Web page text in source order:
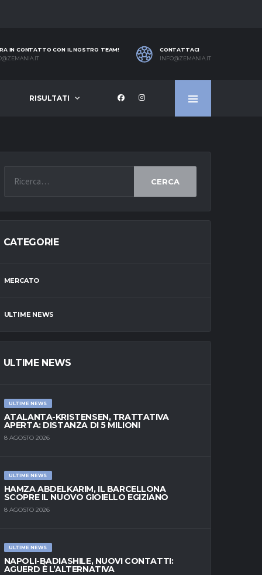
IN CONTATTO CON IL NOSTRO TEAM!
CONTATTACI
INFO@ZEMANIA.IT
RISULTATI
CERCA
CATEGORIE
MERCATO
ULTIME NEWS
ULTIME NEWS
ULTIME NEWS
ATALANTA-KRISTENSEN, TRATTATIVA
APERTA: DISTANZA DI 5 MILIONI
8 AGOSTO 2026
ULTIME NEWS
HAMZA ABDELKARIM, IL BARCELLONA
SCOPRE IL NUOVO GIOIELLO EGIZIANO
8 AGOSTO 2026
ULTIME NEWS
NAPOLI-BADIASHILE, NUOVI CONTATTI:
AGUERD È L’ALTERNATIVA